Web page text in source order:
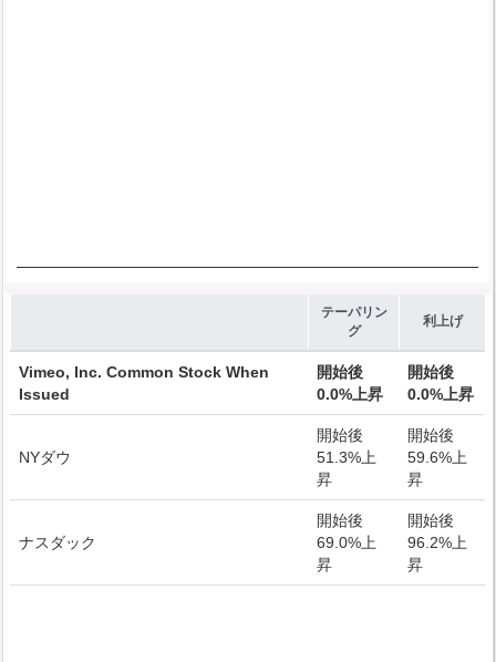
テーパリン
グ
利上げ
Vimeo, Inc. Common Stock When
Issued
開始後
0.0%上昇
開始後
0.0%上昇
NYダウ
開始後
51.3%上
昇
開始後
59.6%上
昇
ナスダック
開始後
69.0%上
昇
開始後
96.2%上
昇